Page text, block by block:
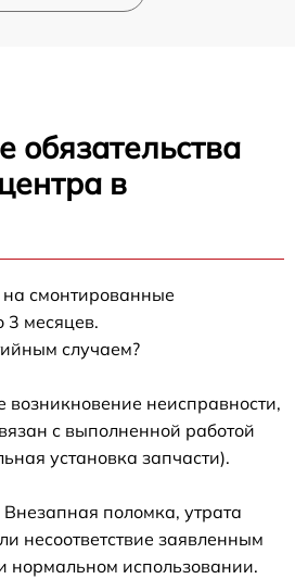
обязательства
в
на смонтированные
месяцев.
случаем?
возникновение неисправности,
с выполненной работой
установка запчасти).
поломка, утрата
несоответствие заявленным
нормальном использовании.